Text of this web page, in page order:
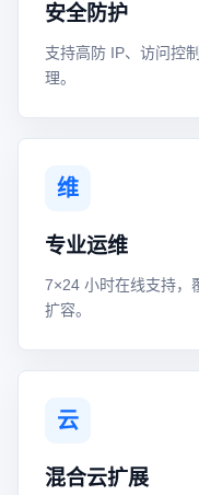
安全防护
支持高防 IP、访问控
理。
维
专业运维
7×24 小时在线支持，
扩容。
云
混合云扩展